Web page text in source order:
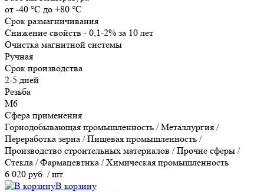
от -40 °С до +80 °С
Срок размагничивания
Снижение свойств - 0,1-2% за 10 лет
Очистка магнитной системы
Ручная
Срок производства
2-5 дней
Резьба
М6
Сфера применения
Горнодобывающая промышленность / Металлургия /
Переработка зерна / Пищевая промышленность /
Производство строительных материалов / Прочие сферы /
Стекла / Фармацевтика / Химическая промышленность
6 020 руб. / шт
В корзину